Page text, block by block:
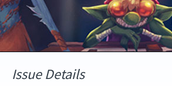
Issue Details